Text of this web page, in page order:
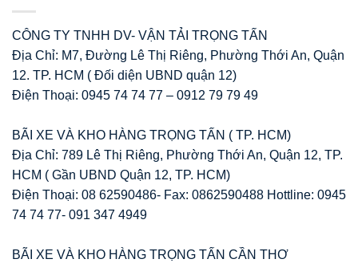
CÔNG TY TNHH DV- VẬN TẢI TRỌNG TẤN
Địa Chỉ: M7, Đường Lê Thị Riêng, Phường Thới An, Quận
12. TP. HCM ( Đối diện UBND quận 12)
Điện Thoại: 0945 74 74 77 – 0912 79 79 49
BÃI XE VÀ KHO HÀNG TRỌNG TẤN ( TP. HCM)
Địa Chỉ: 789 Lê Thị Riêng, Phường Thới An, Quận 12, TP.
HCM ( Gần UBND Quận 12, TP. HCM)
Điện Thoại: 08 62590486- Fax: 0862590488 Hottline: 0945
74 74 77- 091 347 4949
BÃI XE VÀ KHO HÀNG TRỌNG TẤN CẦN THƠ